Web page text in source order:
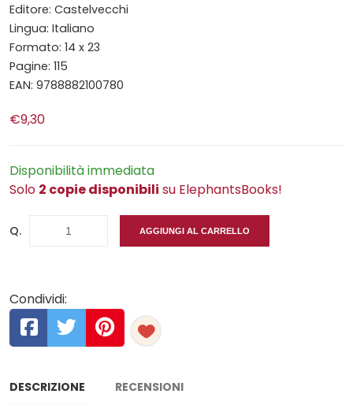
Editore: Castelvecchi
Lingua: Italiano
Formato: 14 x 23
Pagine: 115
EAN: 9788882100780
€9,30
Disponibilità immediata
Solo 2 copie disponibili su ElephantsBooks!
Q. AGGIUNGI AL CARRELLO
Condividi:
DESCRIZIONE RECENSIONI